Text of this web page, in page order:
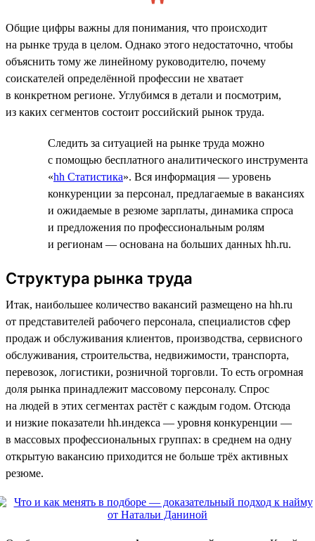
Общие цифры важны для понимания, что происходит
на рынке труда в целом. Однако этого недостаточно, чтобы
объяснить тому же линейному руководителю, почему
соискателей определённой профессии не хватает
в конкретном регионе. Углубимся в детали и посмотрим,
из каких сегментов состоит российский рынок труда.
Следить за ситуацией на рынке труда можно
с помощью бесплатного аналитического инструмента
«hh Статистика». Вся информация — уровень
конкуренции за персонал, предлагаемые в вакансиях
и ожидаемые в резюме зарплаты, динамика спроса
и предложения по профессиональным ролям
и регионам — основана на больших данных hh.ru.
Структура рынка труда
Итак, наибольшее количество вакансий размещено на hh.ru
от представителей рабочего персонала, специалистов сфер
продаж и обслуживания клиентов, производства, сервисного
обслуживания, строительства, недвижимости, транспорта,
перевозок, логистики, розничной торговли. То есть огромная
доля рынка принадлежит массовому персоналу. Спрос
на людей в этих сегментах растёт с каждым годом. Отсюда
и низкие показатели hh.индекса — уровня конкуренции —
в массовых профессиональных группах: в среднем на одну
открытую вакансию приходится не больше трёх активных
резюме.